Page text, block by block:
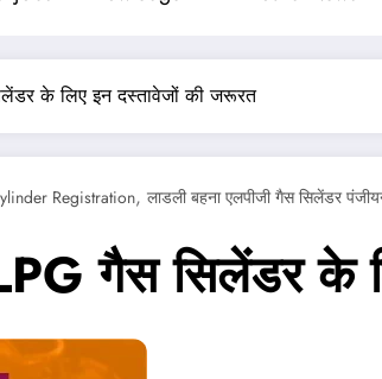
के लिए इन दस्तावेजों की जरूरत
Registration, लाडली बहना एलपीजी गैस सिलेंडर
गैस सिलेंडर के